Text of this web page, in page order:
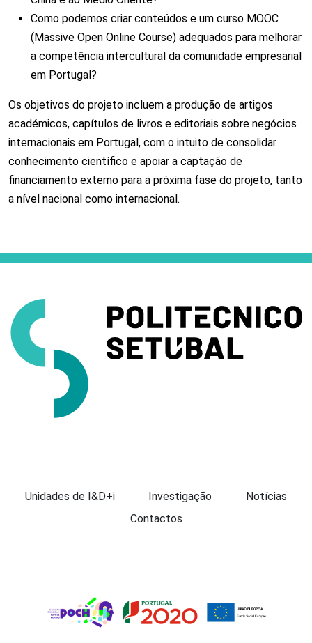
Como podemos criar conteúdos e um curso MOOC
(Massive Open Online Course) adequados para melhorar
a competência intercultural da comunidade empresarial
em Portugal?
Os objetivos do projeto incluem a produção de artigos
académicos, capítulos de livros e editoriais sobre negócios
internacionais em Portugal, com o intuito de consolidar
conhecimento científico e apoiar a captação de
financiamento externo para a próxima fase do projeto, tanto
a nível nacional como internacional.
Apresentação
Unidades de I&D+i Investigação
Notícias
Contactos